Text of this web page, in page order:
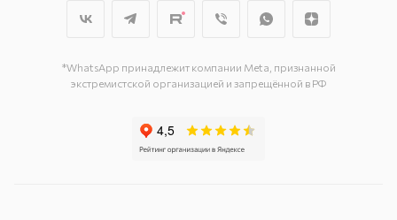
г. Подольск, ул. Станционная, д. 11
*WhatsApp принадлежит компании Meta, признанной
экстремистской организацией и запрещённой в РФ